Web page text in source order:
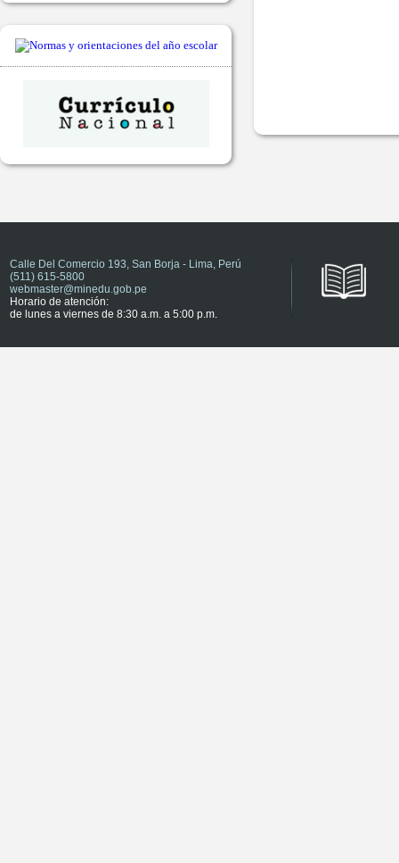
Calle Del Comercio 193, San Borja - Lima, Perú
(511) 615-5800
webmaster@minedu.gob.pe
Horario de atención:
de lunes a viernes de 8:30 a.m. a 5:00 p.m.